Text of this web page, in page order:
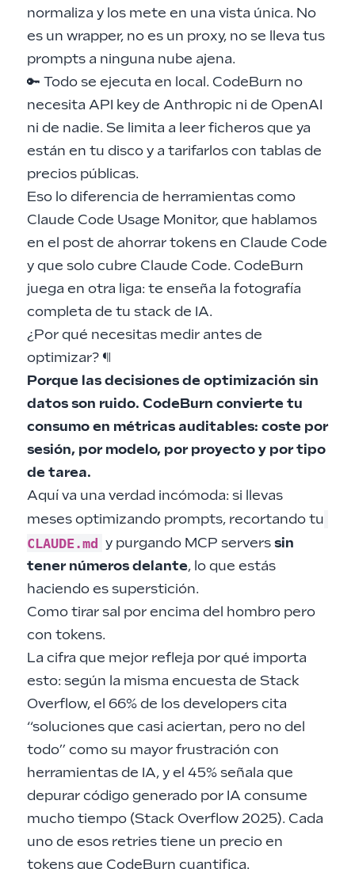
normaliza y los mete en una vista única. No
es un wrapper, no es un proxy, no se lleva tus
prompts a ninguna nube ajena.
🔑 Todo se ejecuta en local. CodeBurn no
necesita API key de Anthropic ni de OpenAI
ni de nadie. Se limita a leer ficheros que ya
están en tu disco y a tarifarlos con tablas de
precios públicas.
Eso lo diferencia de herramientas como
Claude Code Usage Monitor, que hablamos
en el post de ahorrar tokens en Claude Code
y que solo cubre Claude Code. CodeBurn
juega en otra liga: te enseña la fotografía
completa de tu stack de IA.
¿Por qué necesitas medir antes de
optimizar? ¶
Porque las decisiones de optimización sin
datos son ruido. CodeBurn convierte tu
consumo en métricas auditables: coste por
sesión, por modelo, por proyecto y por tipo
de tarea.
Aquí va una verdad incómoda: si llevas
meses optimizando prompts, recortando tu
CLAUDE.md y purgando MCP serverssin
tener números delante, lo que estás
haciendo es superstición.
Como tirar sal por encima del hombro pero
con tokens.
La cifra que mejor refleja por qué importa
esto: según la misma encuesta de Stack
Overflow, el 66% de los developers cita
“soluciones que casi aciertan, pero no del
todo” como su mayor frustración con
herramientas de IA, y el 45% señala que
depurar código generado por IA consume
mucho tiempo (Stack Overflow 2025). Cada
uno de esos retries tiene un precio en
tokens que CodeBurn cuantifica.